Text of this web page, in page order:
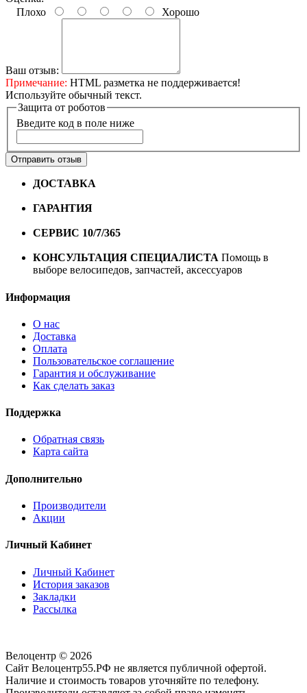
Плохо
Хорошо
Ваш отзыв:
Примечание: HTML разметка не поддерживается!
Используйте обычный текст.
Защита от роботов
Введите код в поле ниже
Отправить отзыв
ДОСТАВКА
ГАРАНТИЯ
СЕРВИС 10/7/365
КОНСУЛЬТАЦИЯ СПЕЦИАЛИСТА Помощь в
выборе велосипедов, запчастей, аксессуаров
Информация
О нас
Доставка
Оплата
Пользовательское соглашение
Гарантия и обслуживание
Как сделать заказ
Поддержка
Обратная связь
Карта сайта
Дополнительно
Производители
Акции
Личный Кабинет
Личный Кабинет
История заказов
Закладки
Рассылка
Велоцентр © 2026
Сайт Велоцентр55.РФ не является публичной офертой.
Наличие и стоимость товаров уточняйте по телефону.